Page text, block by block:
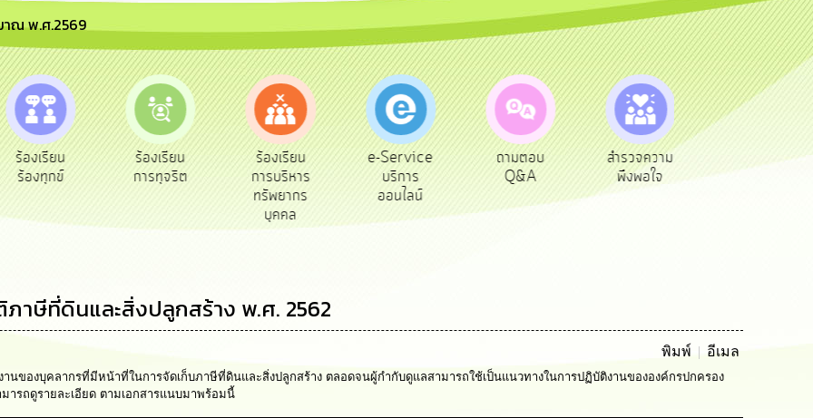
าณ พ.ศ.2569
ร้องเรียน
ร้องทุกข์
ร้องเรียน
การทุจริต
ร้องเรียน
การบริหาร
ทรัพยากร
บุคคล
e-Service
บริการ
ออนไลน์
ถามตอบ
Q&A
สำรวจความ
พึงพอใจ
ผู้รับเบีย
ษีที่ดินและสิ่งปลูกสร้าง พ.ศ. 2562
พิมพ์ อีเมล
นของบุคลากรที่มีหน้าที่ในการจัดเก็บภาษีที่ดินและสิ่งปลูกสร้าง ตลอดจนผู้กํากับดูแลสามารถใช้เป็นแนวทางในการปฏิบัติงานขององค์กรปกครอง
รถดูรายละเอียด ตามเอกสารแนบมาพร้อมนี้